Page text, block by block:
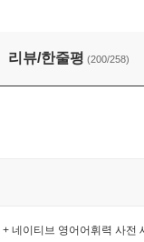
현력 사전 + 네이티
리뷰/한줄평 (200/258)
네이티브 영어어휘력 사전